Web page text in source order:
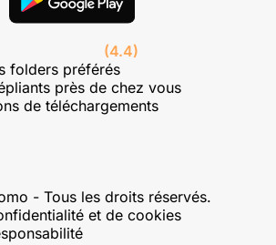
(4.4)
folders préférés
près de chez vous
de téléchargements
- Tous les droits réservés.
et de cookies